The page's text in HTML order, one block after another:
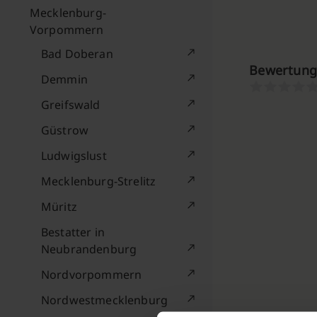
Mecklenburg-
Vorpommern
Bad Doberan
Demmin
Greifswald
Güstrow
Ludwigslust
Mecklenburg-Strelitz
Müritz
Bestatter in
Neubrandenburg
Nordvorpommern
Nordwestmecklenburg